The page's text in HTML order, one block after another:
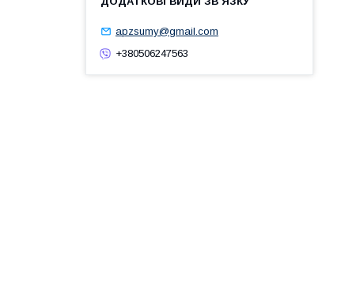
apzsumy@gmail.com
+380506247563